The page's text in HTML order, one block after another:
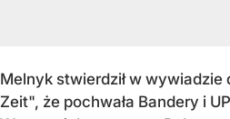
Melnyk stwierdził w wywiadzie
Zeit", że pochwała Bandery i